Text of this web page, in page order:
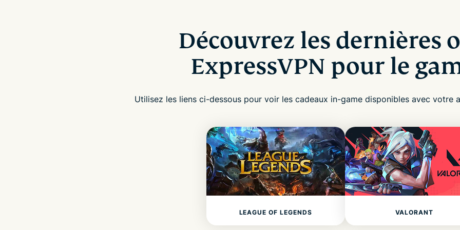
Découvrez les dernières
ExpressVPN pour le
Utilisez les liens ci-dessous pour voir les cadeaux in-game disponibles avec votre
LEAGUE OF LEGENDS VALORANT